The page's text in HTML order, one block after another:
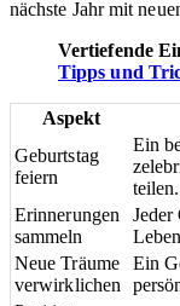
nächste Jahr mit
Vertiefende
Tipps und
Aspekt
Geburtstag
feiern
Ein
teilen.
Erinnerungen
sammeln
Jeder
Neue Träume
verwirklichen
Ein